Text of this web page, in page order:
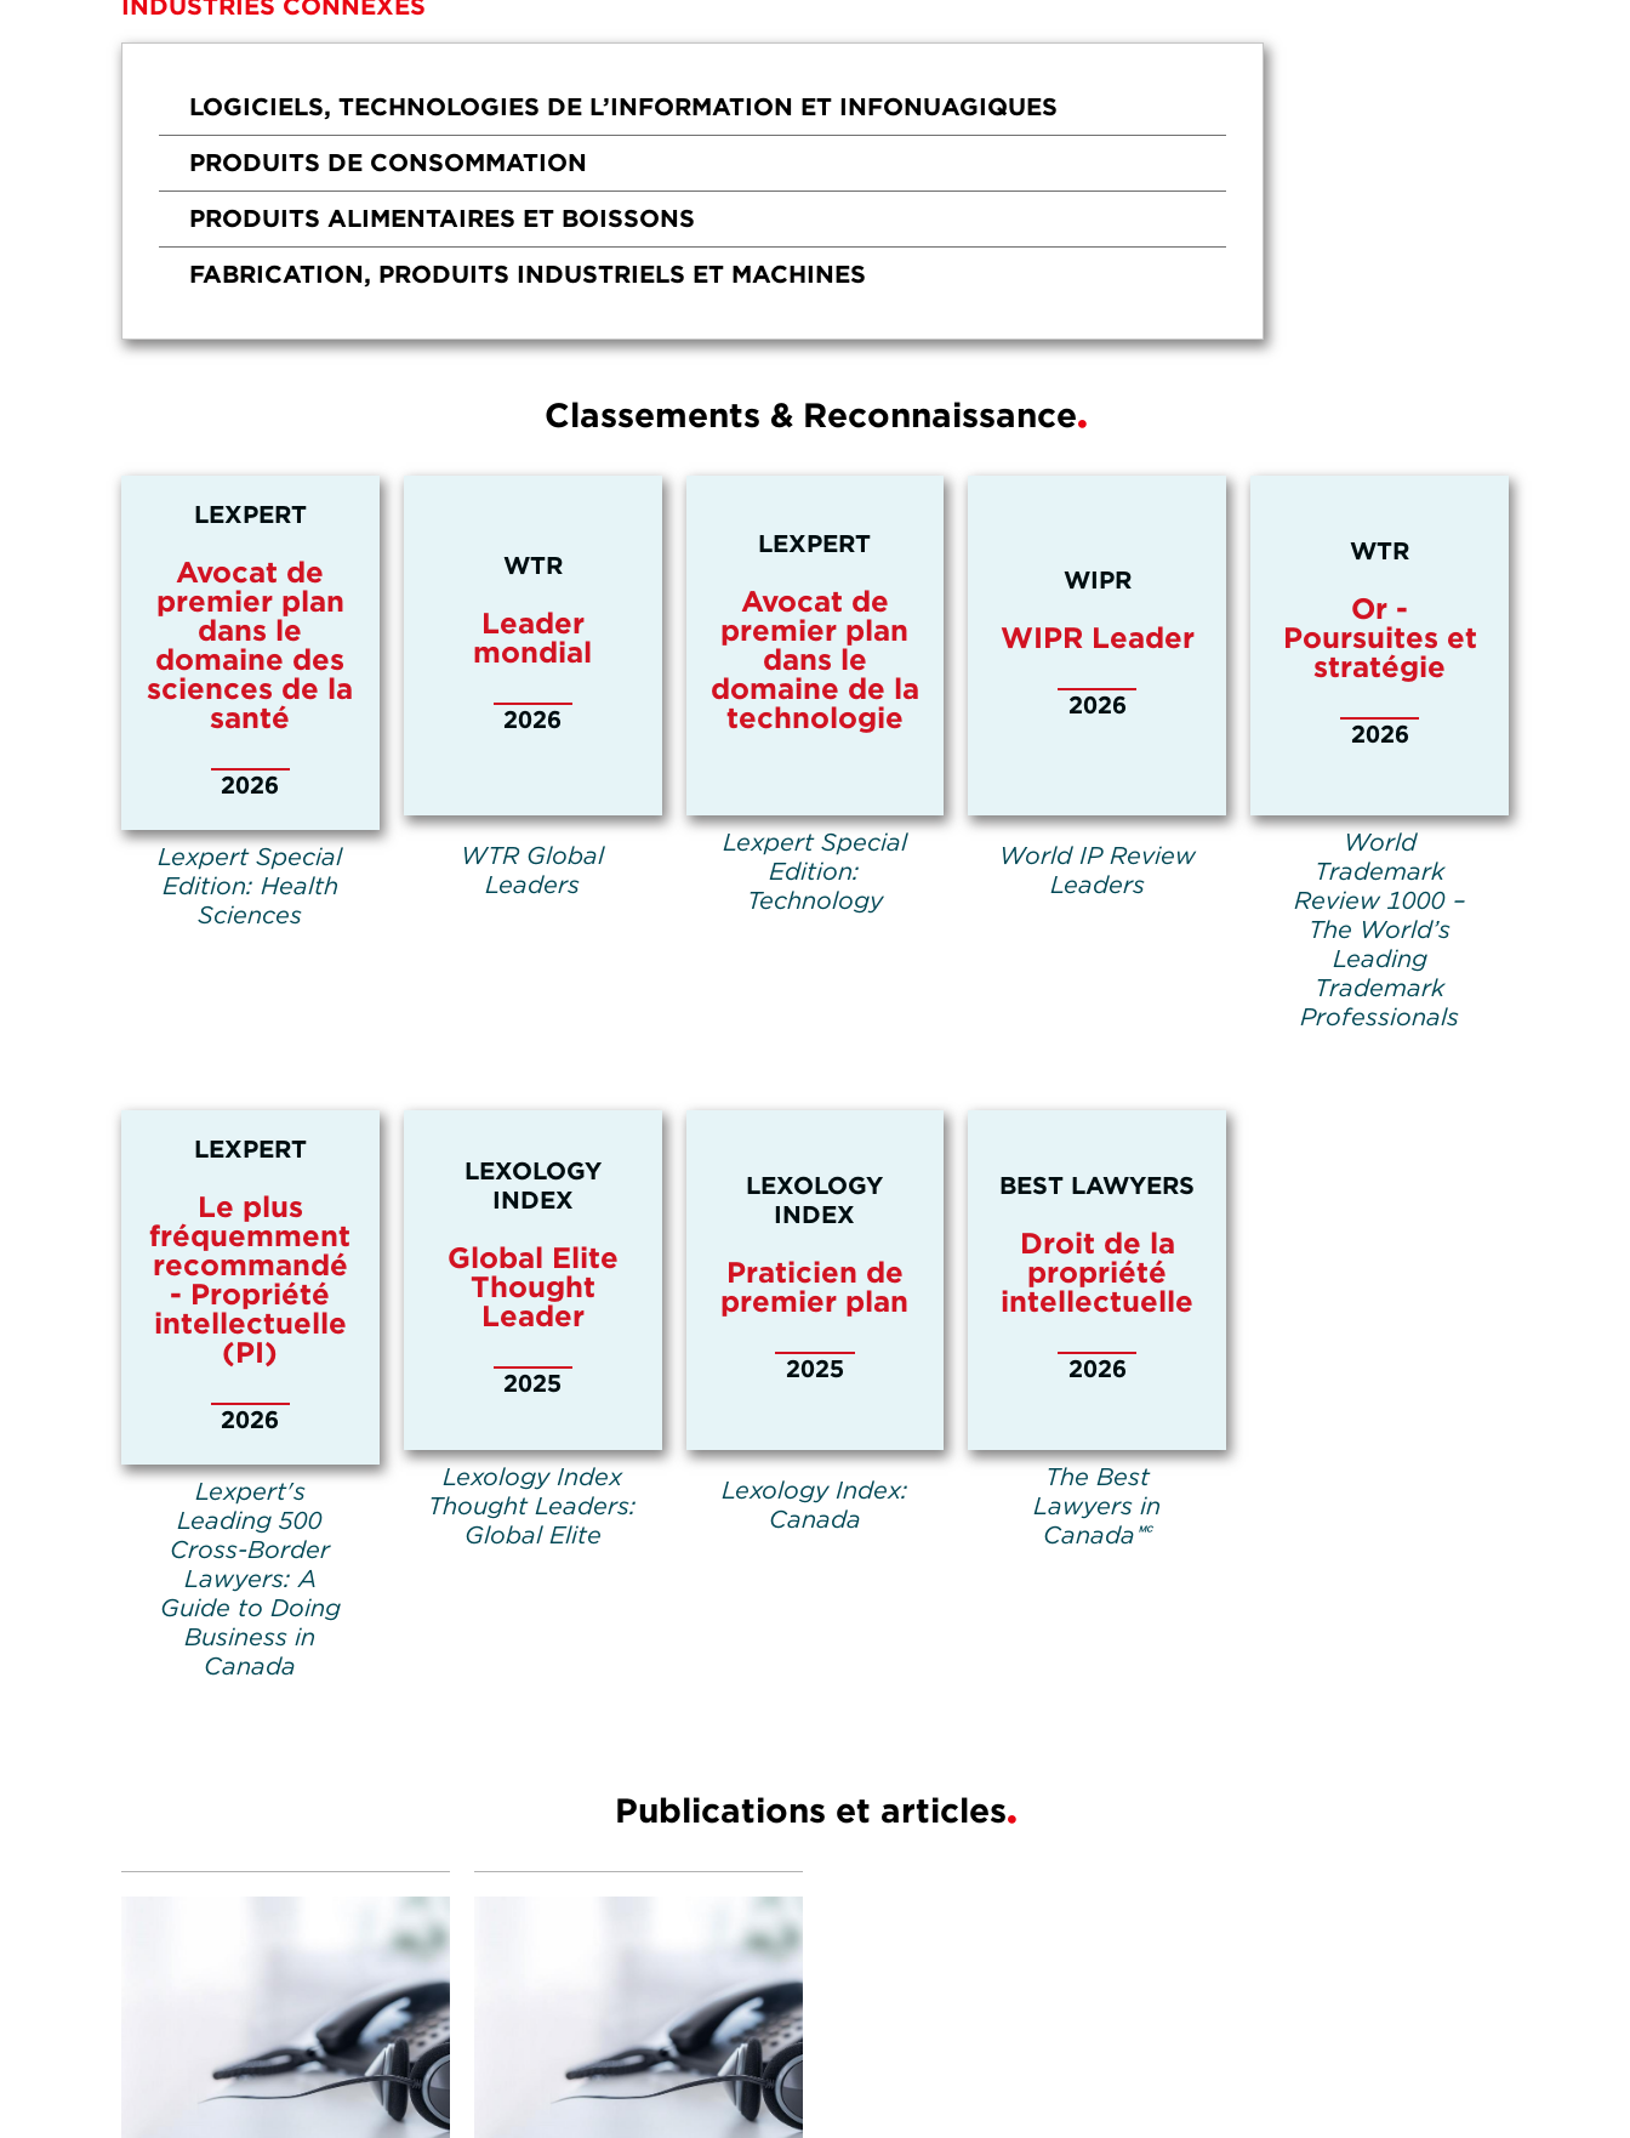
INDUSTRIES CONNEXES
LOGICIELS, TECHNOLOGIES DE L’INFORMATION ET INFONUAGIQUES
PRODUITS DE CONSOMMATION
PRODUITS ALIMENTAIRES ET BOISSONS
FABRICATION, PRODUITS INDUSTRIELS ET MACHINES
Classements & Reconnaissance
LEXPERT
Avocat de
premier plan
dans le
domaine des
sciences de la
santé
2026
Lexpert Special
Edition: Health
Sciences
WTR
Leader
mondial
2026
WTR Global
Leaders
LEXPERT
Avocat de
premier plan
dans le
domaine de la
technologie
Lexpert Special
Edition:
Technology
WIPR
WIPR Leader
2026
World IP Review
Leaders
WTR
Or -
Poursuites et
stratégie
2026
World
Trademark
Review 1000 –
The World’s
Leading
Trademark
Professionals
LEXPERT
Le plus
fréquemment
recommandé
- Propriété
intellectuelle
(PI)
2026
Lexpert's
Leading 500
Cross-Border
Lawyers: A
Guide to Doing
Business in
Canada
LEXOLOGY
INDEX
Global Elite
Thought
Leader
2025
Lexology Index
Thought Leaders:
Global Elite
LEXOLOGY
INDEX
Praticien de
premier plan
2025
Lexology Index:
Canada
BEST LAWYERS
Droit de la
propriété
intellectuelle
2026
The Best
Lawyers in
Canada🅪
Publications et articles